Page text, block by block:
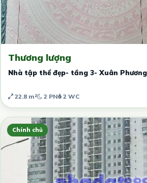
Thương lượng
Nhà tập thể đẹp- tầng 3- Xuân Phương
22.8 m² 2 PN 2 WC
Chính chủ